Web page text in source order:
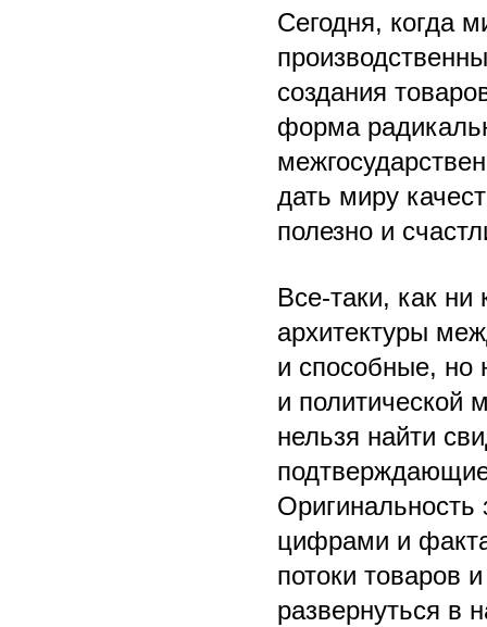
Сегодня, когда
создания
форма
дать миру
полезно и
Все-таки, как
архитектуры
и способные, но
и политической
нельзя найти
цифрами и
потоки товаров
развернуться в